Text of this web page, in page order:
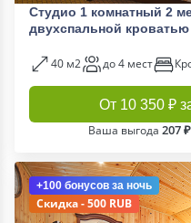
Студио 1 комнатный 2
двухспальной
40 м2 до 4 мест
От 10 350 ₽
Ваша выгода 207
+100 бонусов за ночь
Скидка - 500 RUB